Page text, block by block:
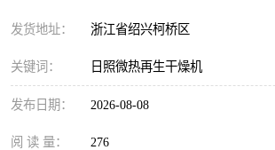
发货地址： 浙江省绍兴柯桥区
关键词： 日照微热再生干燥机
发布日期： 2026-08-08
阅 读 量： 276